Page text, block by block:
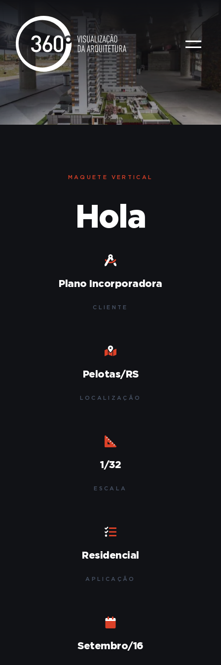
MAQUETE VERTICAL
Hola
Plano Incorporadora
CLIENTE
Pelotas/RS
LOCALIZAÇÃO
1/32
ESCALA
Residencial
APLICAÇÃO
Setembro/16